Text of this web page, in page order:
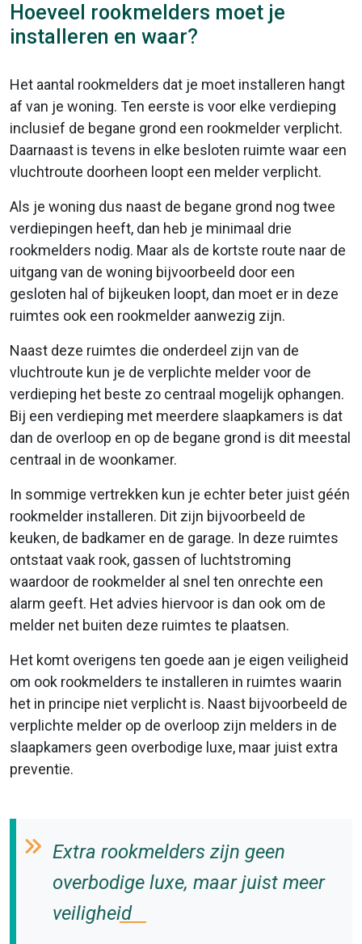
Hoeveel rookmelders moet je
installeren en waar?
Het aantal rookmelders dat je moet installeren hangt
af van je woning. Ten eerste is voor elke verdieping
inclusief de begane grond een rookmelder verplicht.
Daarnaast is tevens in elke besloten ruimte waar een
vluchtroute doorheen loopt een melder verplicht.
Als je woning dus naast de begane grond nog twee
verdiepingen heeft, dan heb je minimaal drie
rookmelders nodig. Maar als de kortste route naar de
uitgang van de woning bijvoorbeeld door een
gesloten hal of bijkeuken loopt, dan moet er in deze
ruimtes ook een rookmelder aanwezig zijn.
Naast deze ruimtes die onderdeel zijn van de
vluchtroute kun je de verplichte melder voor de
verdieping het beste zo centraal mogelijk ophangen.
Bij een verdieping met meerdere slaapkamers is dat
dan de overloop en op de begane grond is dit meestal
centraal in de woonkamer.
In sommige vertrekken kun je echter beter juist géén
rookmelder installeren. Dit zijn bijvoorbeeld de
keuken, de badkamer en de garage. In deze ruimtes
ontstaat vaak rook, gassen of luchtstroming
waardoor de rookmelder al snel ten onrechte een
alarm geeft. Het advies hiervoor is dan ook om de
melder net buiten deze ruimtes te plaatsen.
Het komt overigens ten goede aan je eigen veiligheid
om ook rookmelders te installeren in ruimtes waarin
het in principe niet verplicht is. Naast bijvoorbeeld de
verplichte melder op de overloop zijn melders in de
slaapkamers geen overbodige luxe, maar juist extra
preventie.
Extra rookmelders zijn geen
overbodige luxe, maar juist meer
veiligheid